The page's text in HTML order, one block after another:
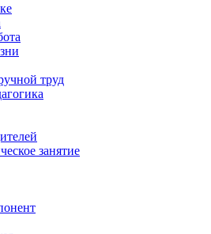
труд
занятие